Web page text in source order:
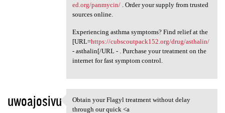
ed.org/panmycin/. Order your supply from trusted
sources online.
Experiencing asthma symptoms? Find relief at the
[URL=https://cubscoutpack152.org/drug/asthalin/
- asthalin[/URL - . Purchase your treatment on the
internet for fast symptom control.
uwoajosivu Obtain your Flagyl treatment
Obtain your Flagyl treatment without delay
through our quick <a